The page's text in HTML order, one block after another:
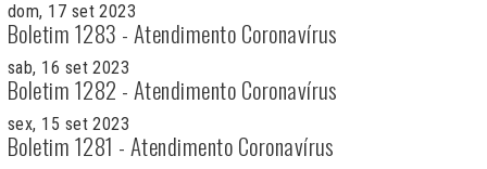
dom, 17 set 2023
Boletim 1283 - Atendimento Coronavírus
sab, 16 set 2023
Boletim 1282 - Atendimento Coronavírus
sex, 15 set 2023
Boletim 1281 - Atendimento Coronavírus